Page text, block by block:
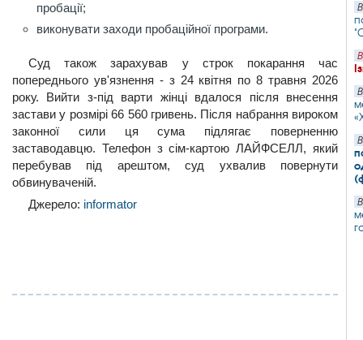
пробації;
виконувати заходи пробаційної програми.
Суд також зарахував у строк покарання час
попереднього ув'язнення - з 24 квітня по 8 травня 2026
року. Вийти з-під варти жінці вдалося після внесення
застави у розмірі 66 560 гривень. Після набрання вироком
законної сили ця сума підлягає поверненню
заставодавцю. Телефон з сім-картою ЛАЙФСЕЛЛ, який
перебував під арештом, суд ухвалив повернути
обвинуваченій.
Джерело: informator